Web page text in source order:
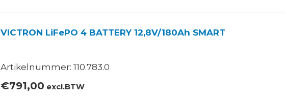
VICTRON LiFePO 4 BATTERY 12,8V/180Ah SMART
Artikelnummer: 110.783.0
€791,00 excl.BTW